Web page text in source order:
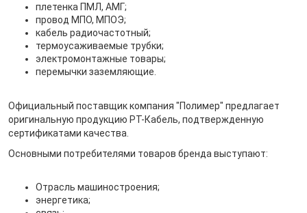
плетенка ПМЛ, АМГ;
провод МПО, МПОЭ;
кабель радиочастотный;
термоусаживаемые трубки;
электромонтажные товары;
перемычки заземляющие.
Официальный поставщик компания "Полимер" предлагает
оригинальную продукцию РТ-Кабель, подтвержденную
сертификатами качества.
Основными потребителями товаров бренда выступают:
Отрасль машиностроения;
энергетика;